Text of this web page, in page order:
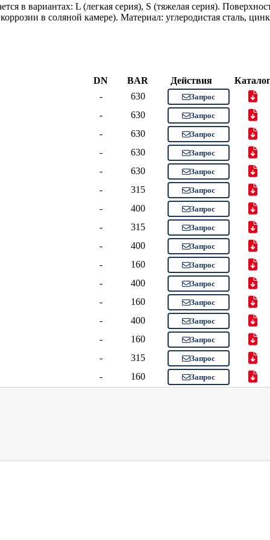
в вариантах: L (легкая серия), S (тяжелая серия).
в соляной камере). Материал: углеродистая сталь,
DN BAR Действия
-
630 Запрос
- 630 Запрос
- 630 Запрос
- 630 Запрос
- 630 Запрос
- 315 Запрос
- 400 Запрос
- 315 Запрос
- 400 Запрос
- 160 Запрос
- 400 Запрос
- 160 Запрос
- 400 Запрос
- 160 Запрос
- 315 Запрос
- 160 Запрос